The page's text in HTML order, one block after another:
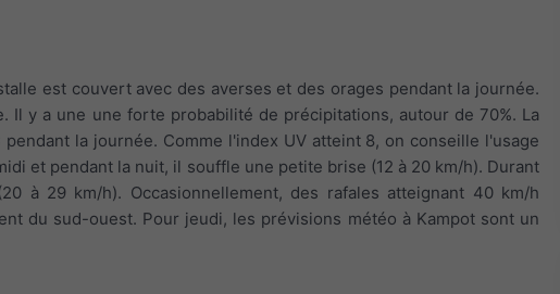
est couvert avec des averses et des orages pendant la journée.
Il y a une une forte probabilité de précipitations, autour de 70%. La
la journée. Comme l'index UV atteint 8, on conseille l'usage
et pendant la nuit, il souffle une petite brise (12 à 20 km/h). Durant
à 29 km/h). Occasionnellement, des rafales atteignant 40 km/h
du sud-ouest. Pour jeudi, les prévisions météo à Kampot sont un